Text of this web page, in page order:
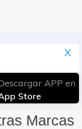
APP en
Store
X
Marcas